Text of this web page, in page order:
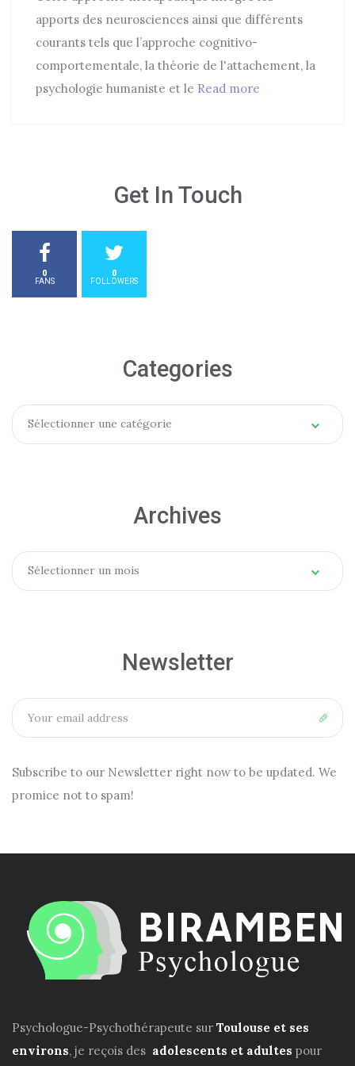
o
r
e
apports des neurosciences ainsi que différents
courants tels que l’approche cognitivo-
comportementale, la théorie de l'attachement, la
psychologie humaniste et le Read more
Get In Touch
0
FANS
0
FOLLOWERS
Categories
Categories
Sélectionner une catégorie
Archives
Archives
Sélectionner un mois
Newsletter
Email
address:
Subscribe to our Newsletter right now to be updated. We
promice not to spam!
Psychologue-Psychothérapeute sur Toulouse et ses
environs, je reçois des adolescents et adultes pour